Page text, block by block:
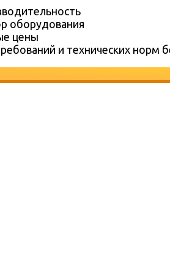
оборудования
цены
и технических норм